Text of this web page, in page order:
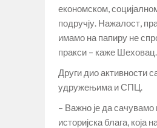
економском,
подручју. Нажалост,
имамо на папиру не
пракси – каже Шеховац.
Други дио активности
удружењима и СПЦ.
– Важно је да сачувамо
историјска блага, која